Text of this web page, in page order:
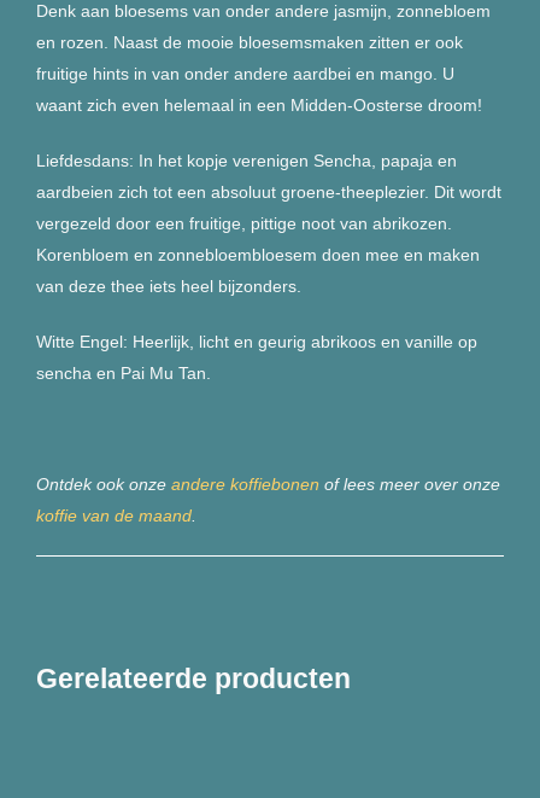
Denk aan bloesems van onder andere jasmijn, zonnebloem
en rozen. Naast de mooie bloesemsmaken zitten er ook
fruitige hints in van onder andere aardbei en mango. U
waant zich even helemaal in een Midden-Oosterse droom!
Liefdesdans: In het kopje verenigen Sencha, papaja en
aardbeien zich tot een absoluut groene-theeplezier. Dit wordt
vergezeld door een fruitige, pittige noot van abrikozen.
Korenbloem en zonnebloembloesem doen mee en maken
van deze thee iets heel bijzonders.
Witte Engel: Heerlijk, licht en geurig abrikoos en vanille op
sencha en Pai Mu Tan.
Ontdek ook onze andere koffiebonen of lees meer over onze
koffie van de maand.
Gerelateerde producten